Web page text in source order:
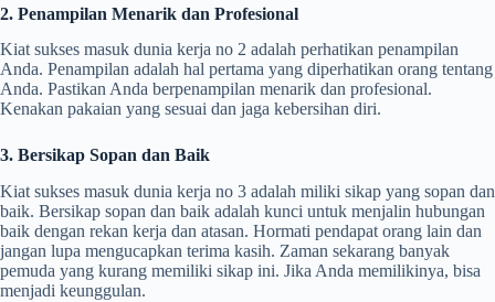
2. Penampilan Menarik dan Profesional
Kiat sukses masuk dunia kerja no 2 adalah perhatikan penampilan
Anda. Penampilan adalah hal pertama yang diperhatikan orang tentang
Anda. Pastikan Anda berpenampilan menarik dan profesional.
Kenakan pakaian yang sesuai dan jaga kebersihan diri.
3. Bersikap Sopan dan Baik
Kiat sukses masuk dunia kerja no 3 adalah miliki sikap yang sopan dan
baik. Bersikap sopan dan baik adalah kunci untuk menjalin hubungan
baik dengan rekan kerja dan atasan. Hormati pendapat orang lain dan
jangan lupa mengucapkan terima kasih. Zaman sekarang banyak
pemuda yang kurang memiliki sikap ini. Jika Anda memilikinya, bisa
menjadi keunggulan.